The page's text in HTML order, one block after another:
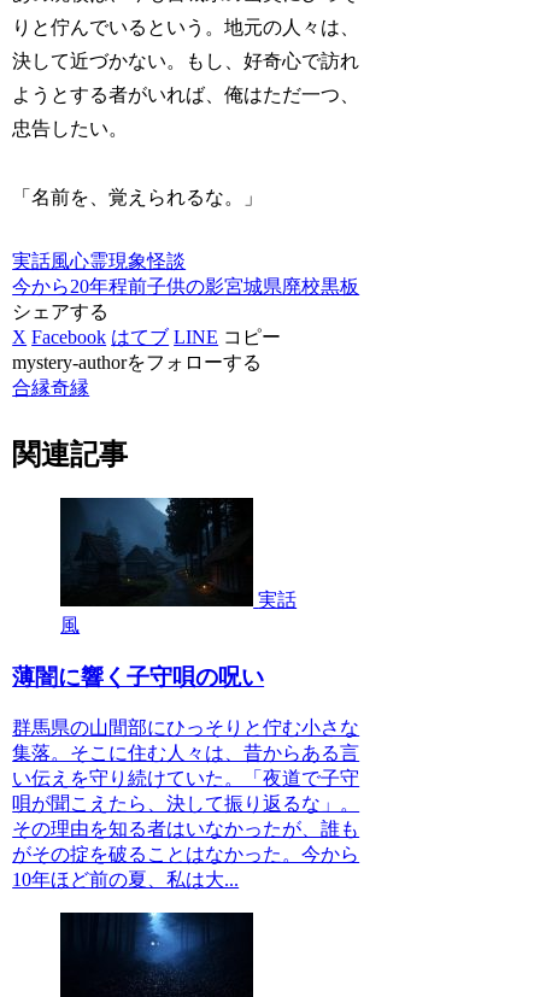
りと佇んでいるという。地元の人々は、
決して近づかない。もし、好奇心で訪れ
ようとする者がいれば、俺はただ一つ、
忠告したい。
「名前を、覚えられるな。」
実話風心霊現象怪談
今から20年程前子供の影宮城県廃校黒板
シェアする
X Facebook はてブ LINE コピー
mystery-authorをフォローする
合縁奇縁
関連記事
実話
風
薄闇に響く子守唄の呪い
群馬県の山間部にひっそりと佇む小さな
集落。そこに住む人々は、昔からある言
い伝えを守り続けていた。「夜道で子守
唄が聞こえたら、決して振り返るな」。
その理由を知る者はいなかったが、誰も
がその掟を破ることはなかった。今から
10年ほど前の夏、私は大...